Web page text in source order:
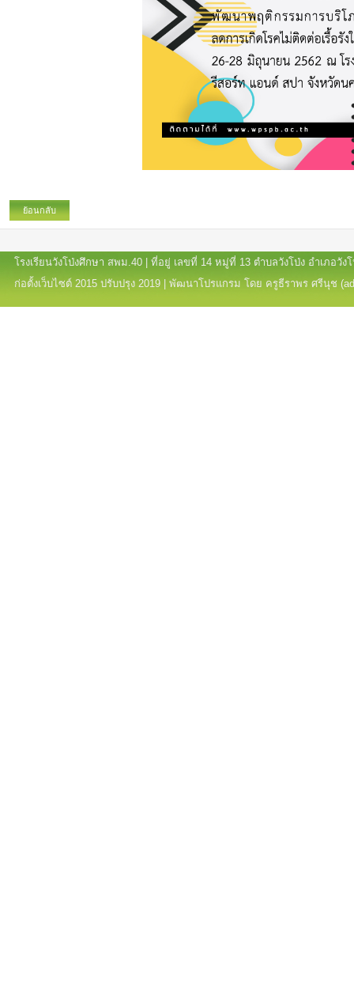
ย้อนกลับ
รงเรียนวังโป่งศึกษา สพม.40 | ที่อยู่ เลขที่ 14 หมู่ที่ 13 ตำบลวังโป่ง อำเภอวังโ
อตั้งเว็บไซต์ 2015 ปรับปรุง 2019 | พัฒนาโปรแกรม โดย ครูธีราพร ศรีนุช